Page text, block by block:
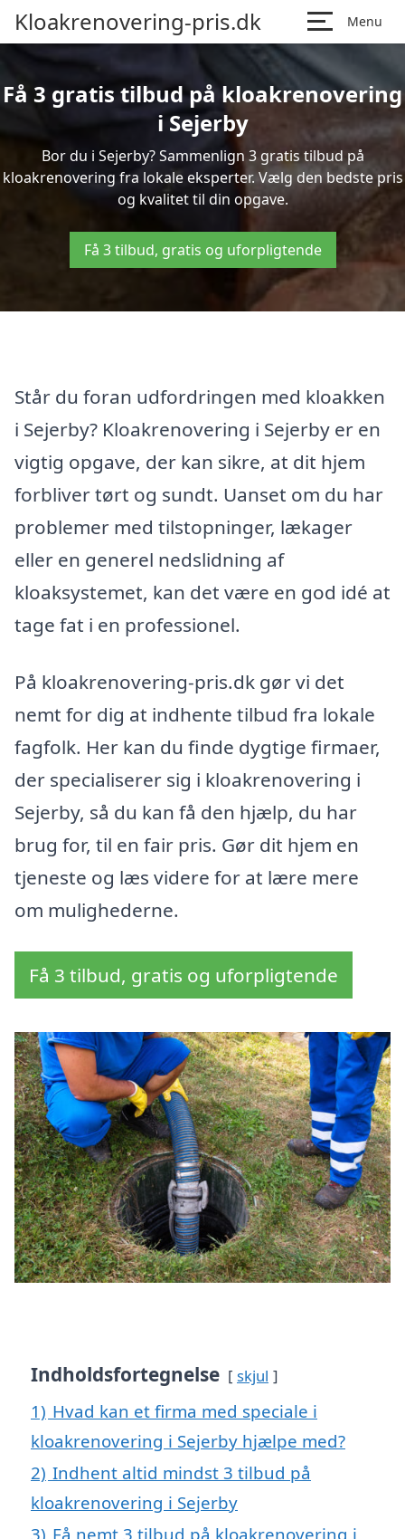
Kloakrenovering-pris.dk Menu
Få 3 gratis tilbud på kloakrenovering
i Sejerby
Bor du i Sejerby? Sammenlign 3 gratis tilbud på
kloakrenovering fra lokale eksperter. Vælg den bedste pris
og kvalitet til din opgave.
Få 3 tilbud, gratis og uforpligtende
Står du foran udfordringen med kloakken
i Sejerby? Kloakrenovering i Sejerby er en
vigtig opgave, der kan sikre, at dit hjem
forbliver tørt og sundt. Uanset om du har
problemer med tilstopninger, lækager
eller en generel nedslidning af
kloaksystemet, kan det være en god idé at
tage fat i en professionel.
På kloakrenovering-pris.dk gør vi det
nemt for dig at indhente tilbud fra lokale
fagfolk. Her kan du finde dygtige firmaer,
der specialiserer sig i kloakrenovering i
Sejerby, så du kan få den hjælp, du har
brug for, til en fair pris. Gør dit hjem en
tjeneste og læs videre for at lære mere
om mulighederne.
Få 3 tilbud, gratis og uforpligtende
Indholdsfortegnelse skjul
1) Hvad kan et firma med speciale i
kloakrenovering i Sejerby hjælpe med?
2) Indhent altid mindst 3 tilbud på
kloakrenovering i Sejerby
3) Få nemt 3 tilbud på kloakrenovering i